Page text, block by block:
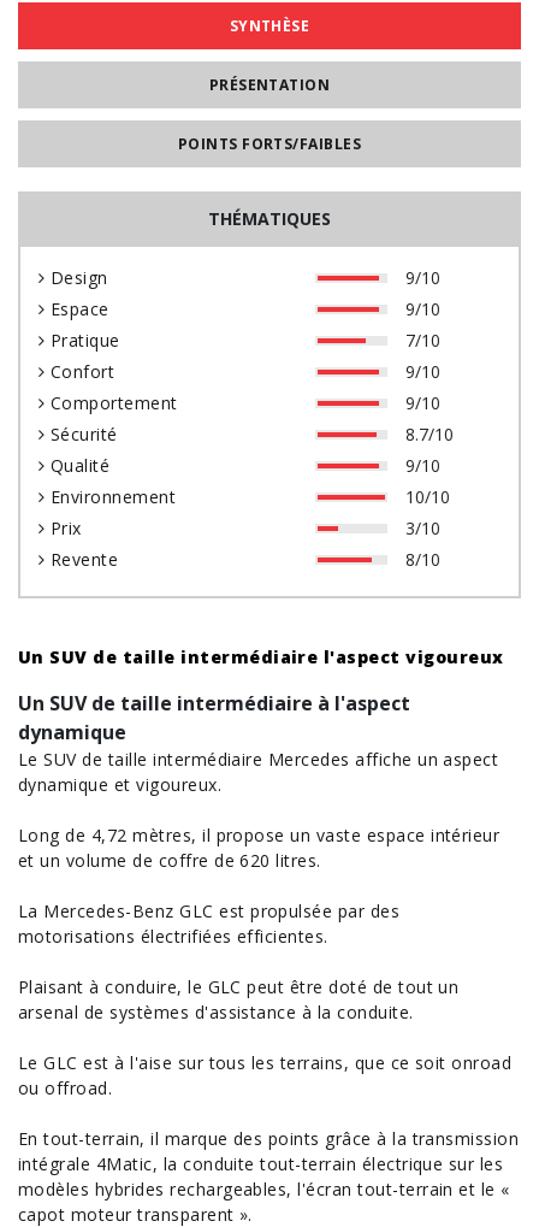
SYNTHÈSE
PRÉSENTATION
POINTS FORTS/FAIBLES
THÉMATIQUES
Design
9/10
Espace
9/10
Pratique
7/10
Confort
9/10
Comportement
9/10
Sécurité
8.7/10
Qualité
9/10
Environnement
10/10
Prix
3/10
Revente
8/10
Un SUV de taille intermédiaire l'aspect vigoureux
Un SUV de taille intermédiaire à l'aspect
dynamique
Le SUV de taille intermédiaire Mercedes affiche un aspect
dynamique et vigoureux.
Long de 4,72 mètres, il propose un vaste espace intérieur
et un volume de coffre de 620 litres.
La Mercedes-BenzGLC est propulsée par des
motorisations électrifiées efficientes.
Plaisant à conduire, le GLC peut être doté de tout un
arsenal de systèmes d'assistance à la conduite.
Le GLC est à l'aise sur tous les terrains, que ce soit onroad
ou offroad.
En tout-terrain, il marque des points grâce à la transmission
intégrale 4Matic, la conduite tout-terrain électrique sur les
modèles hybrides rechargeables, l'écran tout-terrain et le «
capot moteur transparent ».